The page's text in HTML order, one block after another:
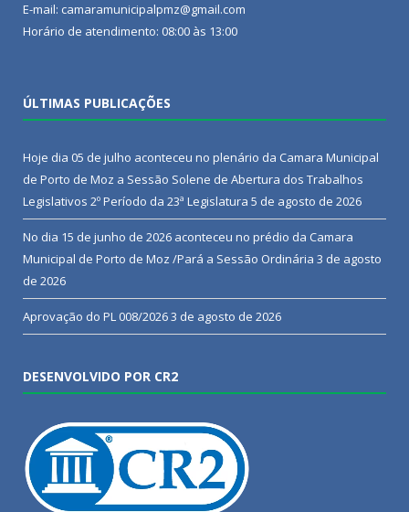
E-mail: camaramunicipalpmz@gmail.com
Horário de atendimento: 08:00 às 13:00
ÚLTIMAS PUBLICAÇÕES
Hoje dia 05 de julho aconteceu no plenário da Camara Municipal
de Porto de Moz a Sessão Solene de Abertura dos Trabalhos
Legislativos 2º Período da 23ª Legislatura 5 de agosto de 2026
No dia 15 de junho de 2026 aconteceu no prédio da Camara
Municipal de Porto de Moz /Pará a Sessão Ordinária 3 de agosto
de 2026
Aprovação do PL 008/20263 de agosto de 2026
DESENVOLVIDO POR CR2